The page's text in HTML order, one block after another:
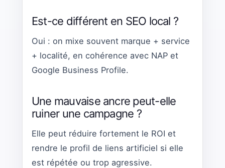
Est-ce différent en SEO local ?
Oui : on mixe souvent marque + service
+ localité, en cohérence avec NAP et
Google Business Profile.
Une mauvaise ancre peut-elle
ruiner une campagne ?
Elle peut réduire fortement le ROI et
rendre le profil de liens artificiel si elle
est répétée ou trop agressive.